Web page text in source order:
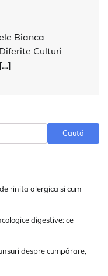
Bianca
Culturi
Caută
rinita alergica si cum
digestive: ce
despre cumpărare,